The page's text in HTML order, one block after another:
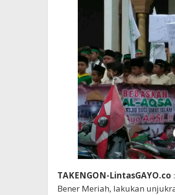
TAKENGON-LintasGAYO.co
Bener Meriah, lakukan